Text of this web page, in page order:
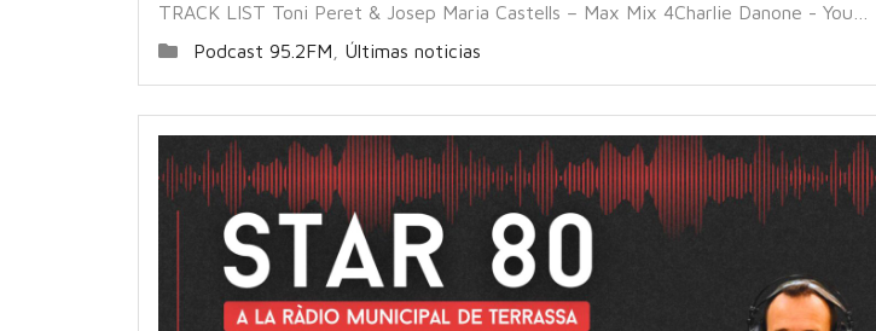
TRACK LIST Toni Peret & Josep Maria Castells – Max Mix 4Charlie Danone - You…
Podcast 95.2FM
Últimas noticias